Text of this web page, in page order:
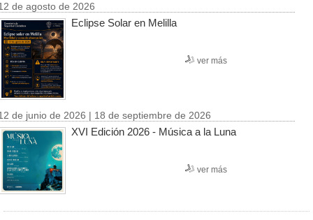
de agosto de 2026
Eclipse Solar en Melilla
ver más
de junio de 2026 | 18 de septiembre de 2026
XVI Edición 2026 - Música a la Luna
ver más